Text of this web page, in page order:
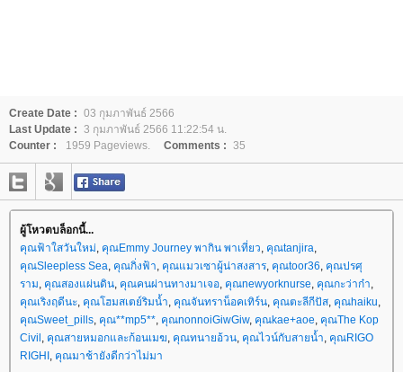
Create Date : 03 กุมภาพันธ์ 2566
Last Update : 3 กุมภาพันธ์ 2566 11:22:54 น.
Counter :
1959 Pageviews. Comments : 35
ผู้โหวตบล็อกนี้...
คุณฟ้าใสวันใหม่, คุณEmmy Journey พากิน พาเที่ยว, คุณtanjira,
คุณSleepless Sea, คุณกิ่งฟ้า, คุณแมวเซาผู้น่าสงสาร, คุณtoor36, คุณปรศุ
ราม, คุณสองแผ่นดิน, คุณคนผ่านทางมาเจอ, คุณnewyorknurse, คุณกะว่าก๋า,
คุณเริงฤดีนะ, คุณโฮมสเตย์ริมน้ำ, คุณจันทราน็อคเทิร์น, คุณตะลีกีปัส, คุณhaiku,
คุณSweet_pills, คุณ**mp5**, คุณnonnoiGiwGiw, คุณkae+aoe, คุณThe Kop
Civil , คุณสายหมอกและก้อนเมฆ, คุณทนายอ้วน, คุณไวน์กับสายน้ำ, คุณRIGO
RIGHI , คุณมาช้ายังดีกว่าไม่มา